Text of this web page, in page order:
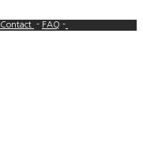
Contact - FAQ -